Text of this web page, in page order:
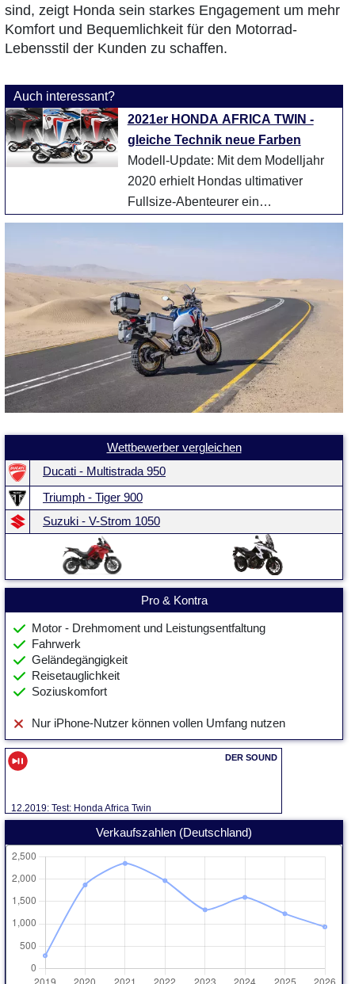
sind, zeigt Honda sein starkes Engagement um mehr
Komfort und Bequemlichkeit für den Motorrad-
Lebensstil der Kunden zu schaffen.
Auch interessant?
2021er HONDA AFRICA TWIN -
gleiche Technik neue Farben
Modell-Update: Mit dem Modelljahr
2020 erhielt Hondas ultimativer
Fullsize-Abenteurer ein
umfassendes Modell-Update. Ein
Wettbewerber vergleichen
Ducati - Multistrada 950
Triumph - Tiger 900
Suzuki - V-Strom 1050
Pro & Kontra
Motor - Drehmoment und Leistungsentfaltung
Fahrwerk
Geländegängigkeit
Reisetauglichkeit
Soziuskomfort
Nur iPhone-Nutzer können vollen Umfang nutzen
12.2019: Test: Honda Africa Twin
Verkaufszahlen (Deutschland)